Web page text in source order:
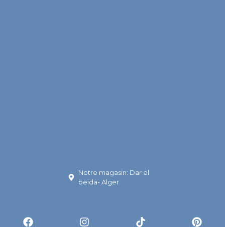
Notre magasin: Dar el
beida- Alger